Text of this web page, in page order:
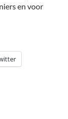
en voor